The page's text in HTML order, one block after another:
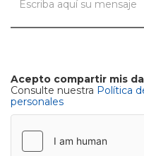
Acepto compartir mis
Consulte nuestra Política
personales